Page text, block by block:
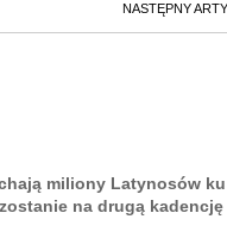
NASTĘPNY
miliony Latynosów ku
na drugą kadencję